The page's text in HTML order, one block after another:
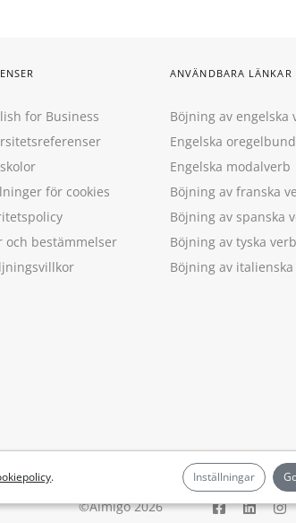
. Inställningar
for Business
för cookies
och bestämmelser
ANVÄNDBARA LÄNKAR
Böjning av engelska
Engelska
Engelska modalverb
Böjning av franska
Böjning av spanska
Böjning av tyska verb
Böjning av
©Aimigo 2026